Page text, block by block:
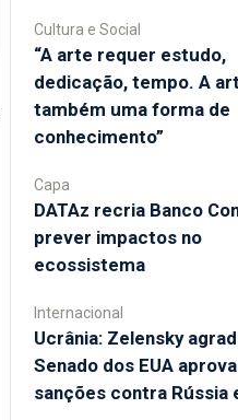
Cultura e Social
“A arte requer estudo,
dedicação, tempo. A
também uma forma de
conhecimento”
Capa
DATAz recria Banco
prever impactos no
ecossistema
Internacional
Ucrânia: Zelensky
Senado dos EUA
sanções contra Rússia